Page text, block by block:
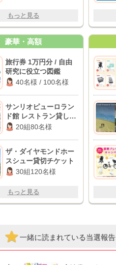
もっと見る
豪華・高額
旅行券 1万円分 / 自由
研究に役立つ図鑑
40名様 / 100名様
サンリオピューロラン
ド館 レストラン貸し切
りご招待
20組80名様
ザ・ダイヤモンドホー
スシュー貸切チケット
30組120名様
もっと見る
一緒に読まれている当選報告